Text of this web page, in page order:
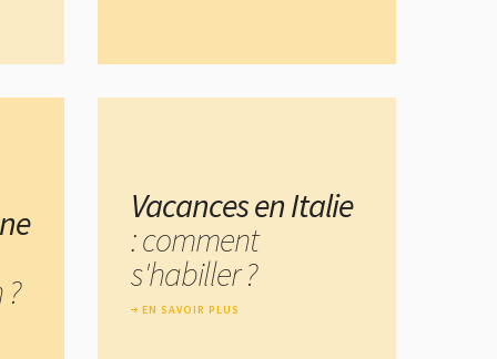
Vacances en Italie
: comment
s'habiller ?
EN SAVOIR PLUS